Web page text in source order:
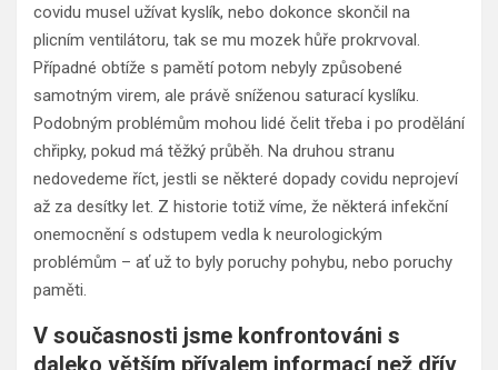
covidu musel užívat kyslík, nebo dokonce skončil na
plicním ventilátoru, tak se mu mozek hůře prokrvoval.
Případné obtíže s pamětí potom nebyly způsobené
samotným virem, ale právě sníženou saturací kyslíku.
Podobným problémům mohou lidé čelit třeba i po prodělání
chřipky, pokud má těžký průběh. Na druhou stranu
nedovedeme říct, jestli se některé dopady covidu neprojeví
až za desítky let. Z historie totiž víme, že některá infekční
onemocnění s odstupem vedla k neurologickým
problémům – ať už to byly poruchy pohybu, nebo poruchy
paměti.
V současnosti jsme konfrontováni s
daleko větším přívalem informací než dřív